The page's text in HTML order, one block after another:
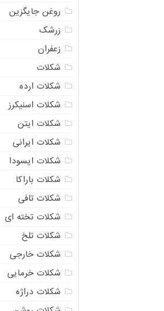
روغن جایگزین
زرشک
زعفران
شکلات
شکلات ارده
شکلات اسنیکرز
شکلات ایتن
شکلات ایرانی
شکلات ایسودا
شکلات باراکا
شکلات تافی
شکلات تخته ای
شکلات تلخ
شکلات خارجی
شکلات خرمایی
شکلات دراژه